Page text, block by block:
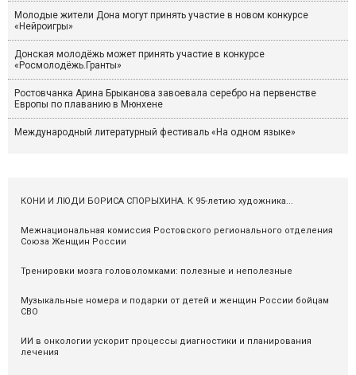
Молодые жители Дона могут принять участие в новом конкурсе
«Нейроигры»
Донская молодёжь может принять участие в конкурсе
«Росмолодёжь.Гранты»
Ростовчанка Арина Брыканова завоевала серебро на первенстве
Европы по плаванию в Мюнхене
Международный литературный фестиваль «На одном языке»
КОНИ И ЛЮДИ БОРИСА СПОРЫХИНА. К 95-летию художника...
Межнациональная комиссия Ростовского регионального отделения
Союза Женщин России
Тренировки мозга головоломками: полезные и неполезные
Музыкальные номера и подарки от детей и женщин России бойцам
СВО
ИИ в онкологии ускорит процессы диагностики и планирования
лечения